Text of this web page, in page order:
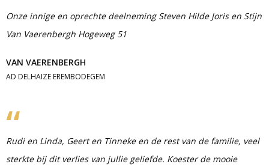
Onze innige en oprechte deelneming Steven Hilde Joris en Stijn
Van Vaerenbergh Hogeweg 51
VAN VAERENBERGH
AD DELHAIZE EREMBODEGEM
Rudi en Linda, Geert en Tinneke en de rest van de familie, veel
sterkte bij dit verlies van jullie geliefde. Koester de mooie